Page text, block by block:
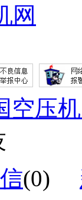
空压
(0)